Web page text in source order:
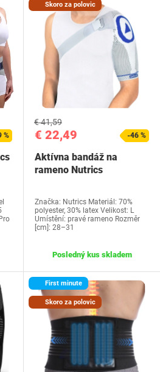
%
Skoro za polovic
€ 22,49
€ 41,59
-46 %
Aktívna bandáž na
rameno Nutrics
Značka: Nutrics Materiál: 70%
polyester, 30% latex Velikost: L
Umístění: pravé rameno Rozměr
[cm]: 28–31
Posledný kus skladem
First minute
Skoro za polovic